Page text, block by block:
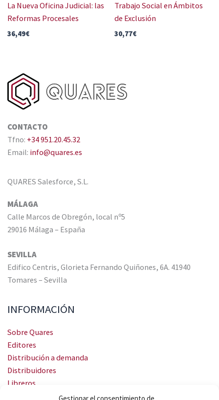
La Nueva Oficina Judicial: las
Reformas Procesales
36,49€
Trabajo Social en Ámbitos
de Exclusión
30,77€
CONTACTO
Tfno: +34 951.20.45.32
Email: info@quares.es
QUARES Salesforce, S.L.
MÁLAGA
Calle Marcos de Obregón, local nº5
29016 Málaga – España
SEVILLA
Edifico Centris, Glorieta Fernando Quiñones, 6A. 41940
Tomares – Sevilla
INFORMACIÓN
Sobre Quares
Editores
Distribución a demanda
Distribuidores
Libreros
Servicio Landingweb